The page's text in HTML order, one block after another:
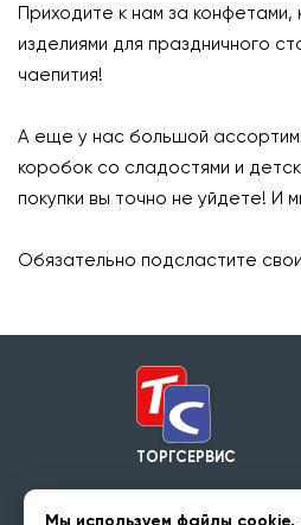
Приходите к нам за конфетами,
изделиями для праздничного
чаепития!
А еще у нас большой
коробок со сладостями и
покупки вы точно не уйдете! И
Обязательно подсластите
ТОРГСЕРВИС
Режим работы 09:00 -
Мы используем файлы cookie,